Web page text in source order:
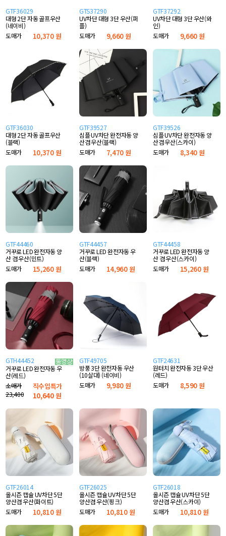
GTF36029
대형 2단 자동 골프우산
(네이비)
도매가
10,370 원
GTS37290
UV차단 대형 3단 우산(퍼
플)
도매가
9,660 원
GTF37292
UV차단 대형 3단 우산(와
인)
도매가
9,660 원
GTF36030
대형 2단 자동 골프우산
(블랙)
도매가
10,370 원
GTF39527
심플 UV차단 완전자동 양
산겸 우산(블랙)
도매가
7,470 원
GTF39526
심플 UV차단 완전자동 양
산겸 우산(스카이)
도매가
8,340 원
GTF44460
거꾸로 LED 완전자동 양
산 겸 우산(민트)
도매가
15,260 원
GTF44457
거꾸로 LED 완전자동 우
산(블랙)
도매가
14,960 원
GTF44458
거꾸로 LED 완전자동 양
산 겸 우산(스카이)
도매가
15,260 원
GTH44452
거꾸로 LED 완전자동 우
산(레드)
소매가
23,400
직수입특가
10,640원
GTF49705
방풍 3단 완전자동 우산
(10살대) (네이비)
도매가
9,980 원
GTF24631
원터치 완전자동 3단 우산
(레드)
도매가
8,590 원
GTF26014
올시즌 캡슐 UV차단 5단
양산겸 우산(화이트)
도매가
10,810 원
GTF26025
올시즌 캡슐 UV차단 5단
양산겸 우산(핑크)
도매가
10,810 원
GTF26018
올시즌 캡슐 UV차단 5단
양산겸 우산(스카이)
도매가
10,810 원